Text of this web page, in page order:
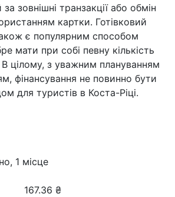
за зовнішні транзакції або обмін
картки. Готівковий
є популярним способом
мати при собі певну кількість
В цілому, з уважним плануванням
фінансування не повинно бути
для туристів в Коста-Ріці.
1 місце
167.36 ₴